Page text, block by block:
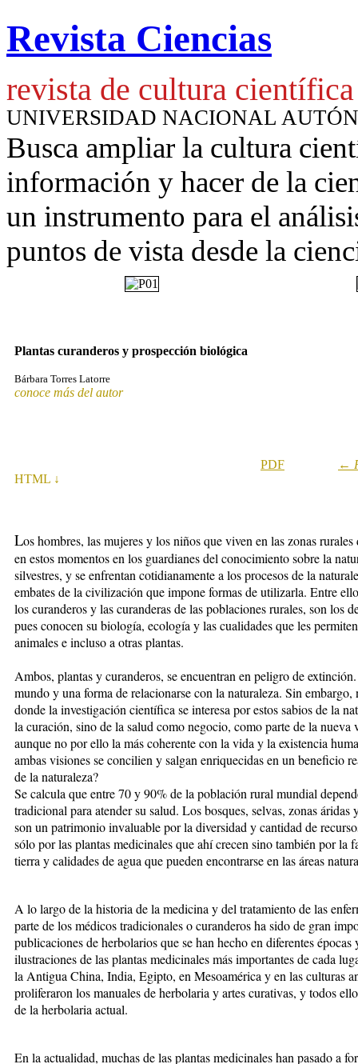
Revista Ciencias
revista de cultura científica
UNIVERSIDAD NACIONAL
Busca ampliar la cultura
información y hacer de la
un instrumento para el
puntos de vista desde la
Plantas curanderos y prospección biológica
Bárbara Torres Latorre
conoce más del autor
HTML ↓
PDF ←
Los hombres, las mujeres y los niños que viven en las zonas
en estos momentos en los guardianes del conocimiento sobre la
silvestres, y se enfrentan cotidianamente a los procesos de la
embates de la civilización que impone formas de utilizarla. Entre
los curanderos y las curanderas de las poblaciones rurales, son los
pues conocen su biología, ecología y las cualidades que les
animales e incluso a otras plantas.
Ambos, plantas y curanderos, se encuentran en peligro de
mundo y una forma de relacionarse con la naturaleza. Sin
donde la investigación científica se interesa por estos sabios de la
la curación, sino de la salud como negocio, como parte de la
aunque no por ello la más coherente con la vida y la existencia
ambas visiones se concilien y salgan enriquecidas en un beneficio
de la naturaleza?
Se calcula que entre 70 y 90% de la población rural mundial
tradicional para atender su salud. Los bosques, selvas, zonas áridas
son un patrimonio invaluable por la diversidad y cantidad de
sólo por las plantas medicinales que ahí crecen sino también por la
tierra y calidades de agua que pueden encontrarse en las áreas
A lo largo de la historia de la medicina y del tratamiento de las
parte de los médicos tradicionales o curanderos ha sido de gran
publicaciones de herbolarios que se han hecho en diferentes
ilustraciones de las plantas medicinales más importantes de cada
la Antigua China, India, Egipto, en Mesoamérica y en las culturas
proliferaron los manuales de herbolaria y artes curativas, y todos
de la herbolaria actual.
En la actualidad, muchas de las plantas medicinales han pasado a